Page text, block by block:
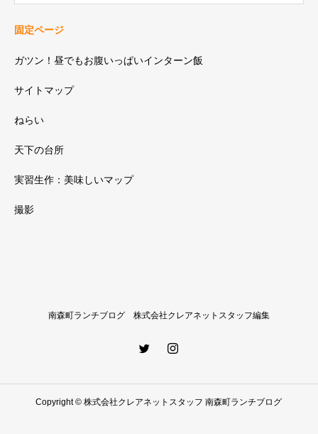
固定ページ
ガツン！昼でもお腹いっぱいインターン飯
サイトマップ
ねらい
天下の台所
実習生作：美味しいマップ
撮影
南森町ランチブログ 株式会社クレアネットスタッフ編集
Copyright © 株式会社クレアネットスタッフ 南森町ランチブログ